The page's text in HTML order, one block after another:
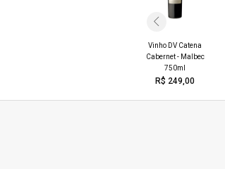
Vinho DV Catena
Cabernet - Malbec
750ml
R$ 249,00
Cesta Baú
Amanhecer
R$ 159,90